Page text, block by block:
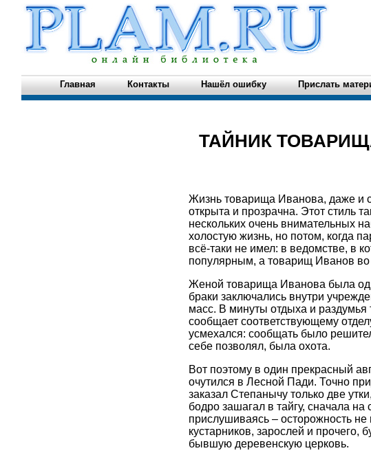
Главная Контакты Нашёл ошибку Прислать
ТАЙНИК
Жизнь товарища Иванова, даже и
открыта и прозрачна. Этот стиль
нескольких очень внимательных
холостую жизнь, но потом, когда
всё-таки не имел: в ведомстве, в
популярным, а товарищ Иванов во
Женой товарища Иванова была
браки заключались внутри
масс. В минуты отдыха и
сообщает соответствующему
усмехался: сообщать было
себе позволял, была охота.
Вот поэтому в один прекрасный
очутился в Лесной Пади. Точно
заказал Степанычу только две
бодро зашагал в тайгу, сначала
прислушиваясь – осторожность
кустарников, зарослей и прочего,
бывшую деревенскую церковь.